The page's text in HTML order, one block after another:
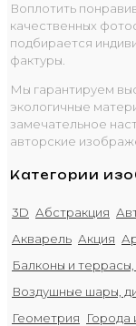
Воплотить
качественных
подбирается
фактуры.
Мы гарантируем
экологичные
замечательное
авторские
Категории
3D Абстракция
Акварель Акция
Балконы и
Воздушные шары,
Геометрия
Города